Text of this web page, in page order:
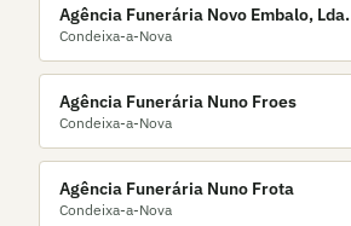
Agência Funerária Novo Embalo, Lda.
Condeixa-a-Nova
Agência Funerária Nuno Froes
Condeixa-a-Nova
Agência Funerária Nuno Frota
Condeixa-a-Nova